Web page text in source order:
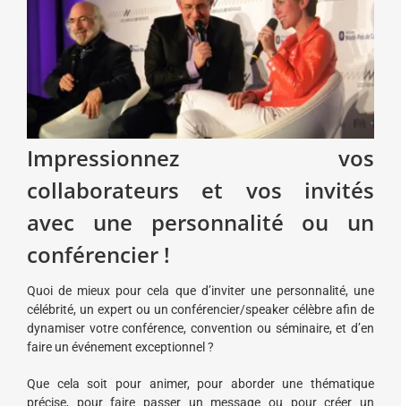
Impressionnez vos
collaborateurs et vos invités
avec une personnalité ou un
conférencier !
Quoi de mieux pour cela que d’inviter une personnalité, une
célébrité, un expert ou un conférencier/speaker célèbre afin de
dynamiser votre conférence, convention ou séminaire, et d’en
faire un événement exceptionnel ?
Que cela soit pour animer, pour aborder une thématique
précise, pour faire passer un message ou pour créer un